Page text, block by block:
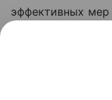
эффективных мер
,